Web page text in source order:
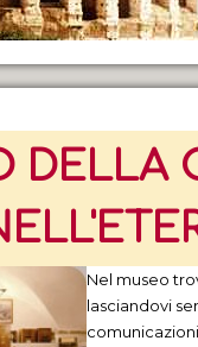
DELLA
Nel museo
lasciandovi